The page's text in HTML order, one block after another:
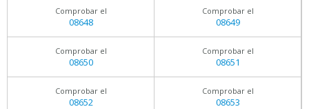
Comprobar el
08648
Comprobar el
08649
Comprobar el
08650
Comprobar el
08651
Comprobar el
08652
Comprobar el
08653